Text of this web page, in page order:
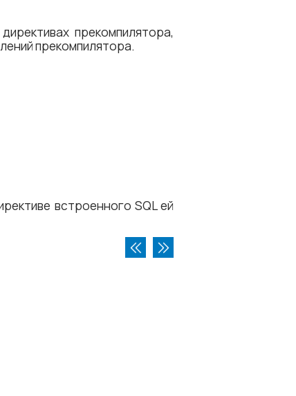
прекомпилятора,
прекомпилятора.
встроенного SQL ей